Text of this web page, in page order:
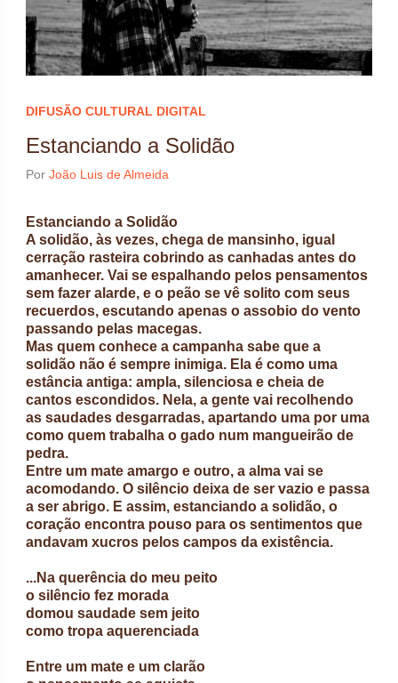
DIFUSÃO CULTURAL DIGITAL
Estanciando a Solidão
Por João Luis de Almeida
Estanciando a Solidão
A solidão, às vezes, chega de mansinho, igual
cerração rasteira cobrindo as canhadas antes do
amanhecer. Vai se espalhando pelos pensamentos
sem fazer alarde, e o peão se vê solito com seus
recuerdos, escutando apenas o assobio do vento
passando pelas macegas.
Mas quem conhece a campanha sabe que a
solidão não é sempre inimiga. Ela é como uma
estância antiga: ampla, silenciosa e cheia de
cantos escondidos. Nela, a gente vai recolhendo
as saudades desgarradas, apartando uma por uma
como quem trabalha o gado num mangueirão de
pedra.
Entre um mate amargo e outro, a alma vai se
acomodando. O silêncio deixa de ser vazio e passa
a ser abrigo. E assim, estanciando a solidão, o
coração encontra pouso para os sentimentos que
andavam xucros pelos campos da existência.
...Na querência do meu peito
o silêncio fez morada
domou saudade sem jeito
como tropa aquerenciada
Entre um mate e um clarão